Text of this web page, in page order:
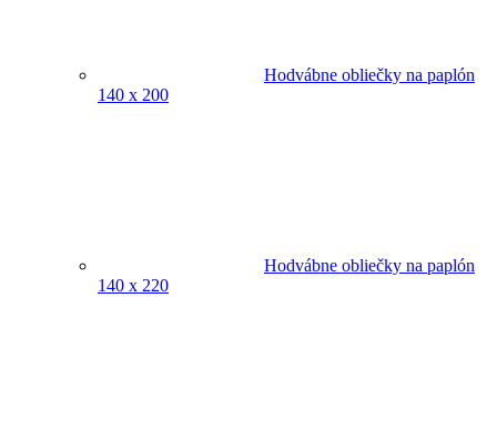
Hodvábne obliečky na paplón
140 x 200
Hodvábne obliečky na paplón
140 x 220